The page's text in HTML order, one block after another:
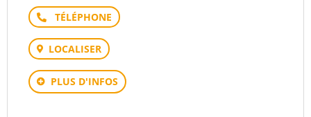
Téléphone
LOCALISER
PLUS D'INFOS